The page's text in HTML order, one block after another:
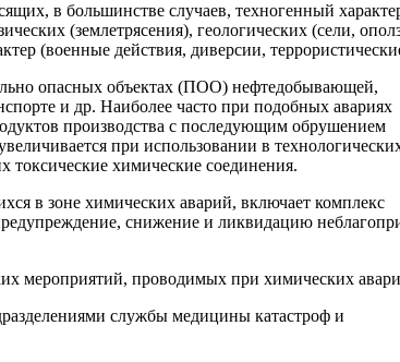
в большинстве случаев, техногенный
(землетрясения), геологических (сели,
(военные действия, диверсии,
опасных объектах (ПОО) нефтедобывающей,
и др. Наиболее часто при подобных авариях
производства с последующим обрушением
при использовании в
токсические химические соединения.
в зоне химических аварий, включает комплекс
снижение и ликвидацию
мероприятий, проводимых при химических
службы медицины катастроф и